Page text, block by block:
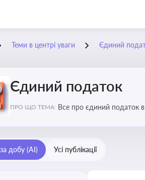
Теми в центрі уваги Єдиний
Єдиний податок
ПРО ЩО ТЕМА: Все про єдиний податок в
добу (AI) Усі публікації